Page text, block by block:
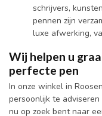
schrijvers,
pennen zijn
luxe afwerking,
Wij helpen u
perfecte pen
In onze winkel in
persoonlijk te
nu op zoek bent naar